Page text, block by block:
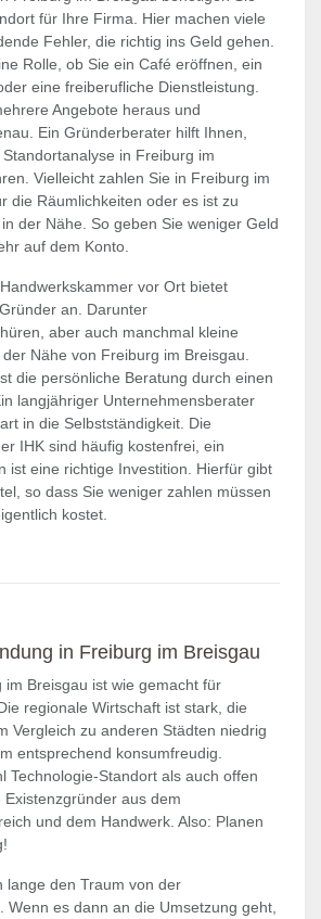
für Ihre Firma. Hier machen viele
Fehler, die richtig ins Geld gehen.
Rolle, ob Sie ein Café eröffnen, ein
eine freiberufliche Dienstleistung.
Angebote heraus und
Ein Gründerberater hilft Ihnen,
in Freiburg im
Vielleicht zahlen Sie in Freiburg im
die Räumlichkeiten oder es ist zu
der Nähe. So geben Sie weniger Geld
auf dem Konto.
vor Ort bietet
an. Darunter
aber auch manchmal kleine
Nähe von Freiburg im Breisgau.
die persönliche Beratung durch einen
langjähriger Unternehmensberater
in die Selbstständigkeit. Die
IHK sind häufig kostenfrei, ein
ist eine richtige Investition. Hierfür gibt
so dass Sie weniger zahlen müssen
kostet.
in Freiburg im Breisgau
im Breisgau ist wie gemacht für
regionale Wirtschaft ist stark, die
Vergleich zu anderen Städten niedrig
entsprechend konsumfreudig.
Technologie-Standort als auch offen
aus dem
und dem Handwerk. Also: Planen
lange den Traum von der
Wenn es dann an die Umsetzung geht,